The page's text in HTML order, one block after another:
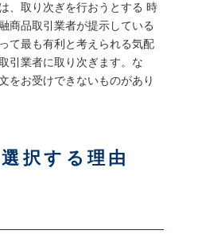
、取り次ぎを行おうとする 時
商品取引業者が提示している
て最も有利と考えられる気配
引業者に取り次ぎます。な
をお受けできないものがあり
択する理由